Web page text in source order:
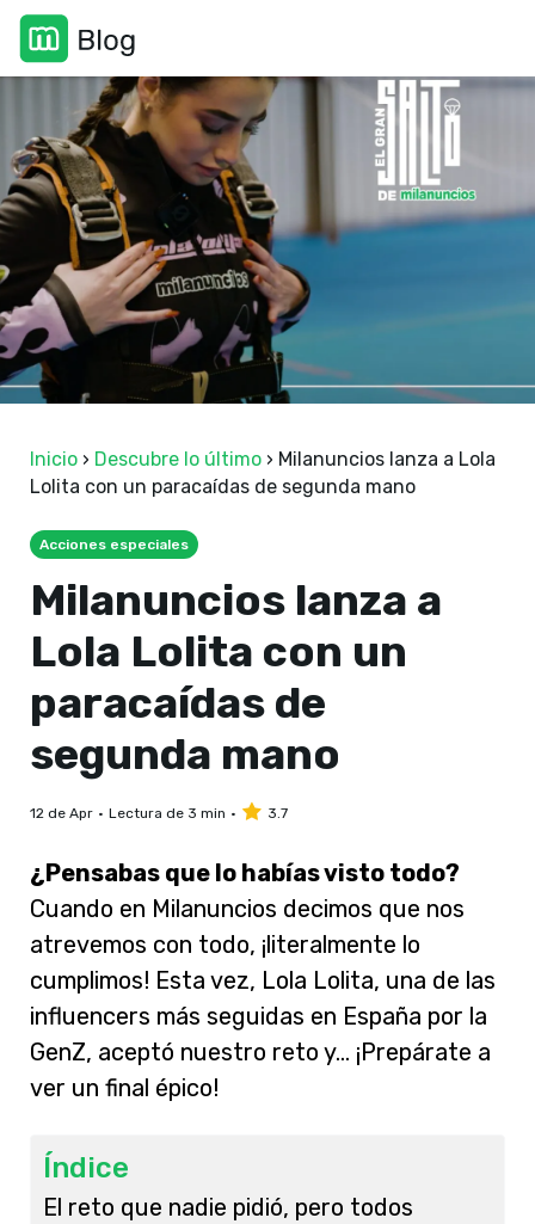
Inicio › Descubre lo último › Milanuncios lanza a Lola
Lolita con un paracaídas de segunda mano
Acciones especiales
Milanuncios lanza a
Lola Lolita con un
paracaídas de
segunda mano
12 de Apr Lectura de 3 min 3.7
¿Pensabas que lo habías visto todo?
Cuando en Milanuncios decimos que nos
atrevemos con todo, ¡literalmente lo
cumplimos! Esta vez, Lola Lolita, una de las
influencers más seguidas en España por la
GenZ, aceptó nuestro reto y… ¡Prepárate a
ver un final épico!
Índice
El reto que nadie pidió, pero todos